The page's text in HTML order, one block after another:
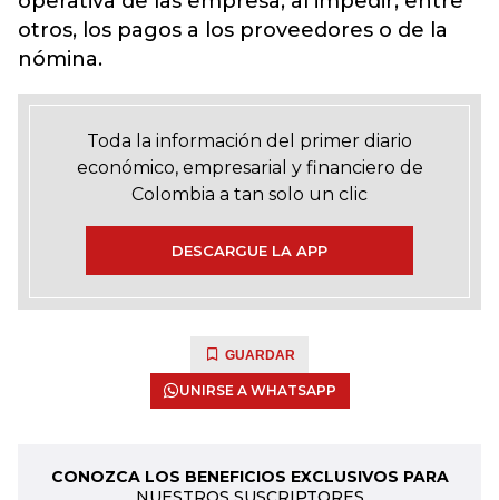
otros, los pagos a los proveedores o de la
nómina.
Toda la información del primer diario
económico, empresarial y financiero de
Colombia a tan solo un clic
DESCARGUE LA APP
GUARDAR
UNIRSE A WHATSAPP
CONOZCA LOS BENEFICIOS EXCLUSIVOS PARA